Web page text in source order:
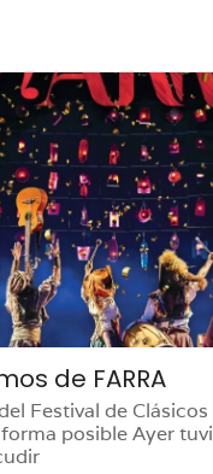
de FARRA
Festival de
posible Ayer